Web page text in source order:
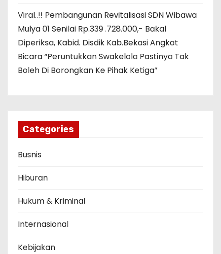
Viral..!! Pembangunan Revitalisasi SDN Wibawa
Mulya 01 Senilai Rp.339 .728.000,- Bakal
Diperiksa, Kabid. Disdik Kab.Bekasi Angkat
Bicara “Peruntukkan Swakelola Pastinya Tak
Boleh Di Borongkan Ke Pihak Ketiga”
Categories
Busnis
Hiburan
Hukum & Kriminal
Internasional
Kebijakan